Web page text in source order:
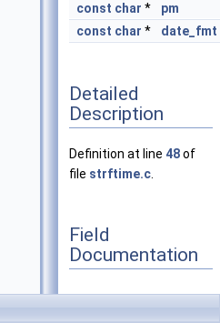
const char *
pm
const char * date_fmt
Detailed
Description
Definition at line 48of
file strftime.c
Field
Documentation